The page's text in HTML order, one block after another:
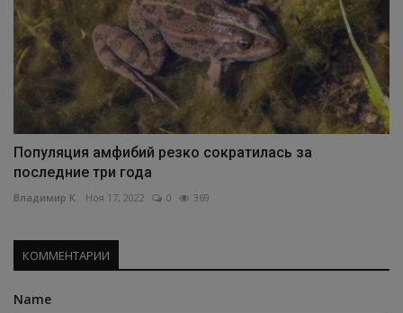
Популяция амфибий резко сократилась за
последние три года
Владимир К. Ноя 17, 2022 0 369
КОММЕНТАРИИ
Name